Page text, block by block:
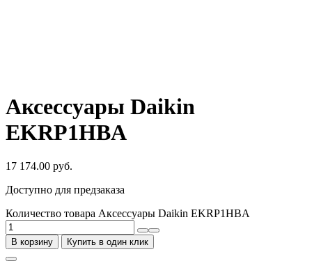
Аксессуары Daikin
EKRP1HBA
17 174.00 руб.
Доступно для предзаказа
Количество товара Аксессуары Daikin EKRP1HBA
В корзину Купить в один клик